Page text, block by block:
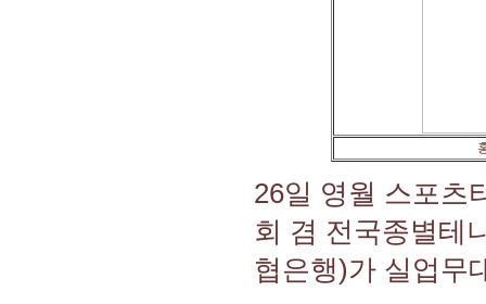
26일 영월 스포츠
회 겸 전국종별테
협은행)가 실업무